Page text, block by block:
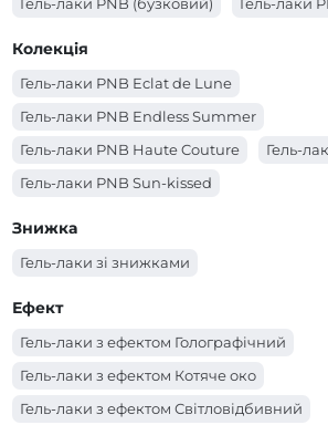
Гель-лаки PNB (бордо)
Гель-лаки PNB (білий)
Колекція
Гель-лаки PNB Eclat de Lune
Гель-лаки PNB Endless Summer
Гель-лаки PNB Haute Couture
Гель-
Гель-лаки PNB Sun-kissed
Гель-лаки PNB Autumn Fragrances
Гель-лаки PNB Allure Party
Гель-лаки
Гель-лаки PNB City Harmony
Гель-лаки PNB Основна палітра
Знижка
Гель-лаки зі знижками
Ефект
Гель-лаки з ефектом Голографічний
Гель-лаки з ефектом Котяче око
Гель-лаки з ефектом Світловідбивний